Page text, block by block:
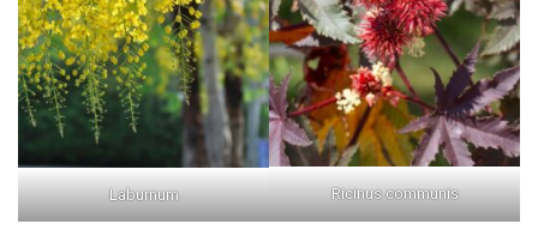
Laburnum Ricinus communis